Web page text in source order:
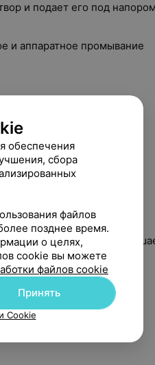
и подает его под
и аппаратное промывание
значительно
обеспечения
сбора
файлов
позднее время.
о целях,
cookie вы можете
файлов cookie
Принять
Cookie